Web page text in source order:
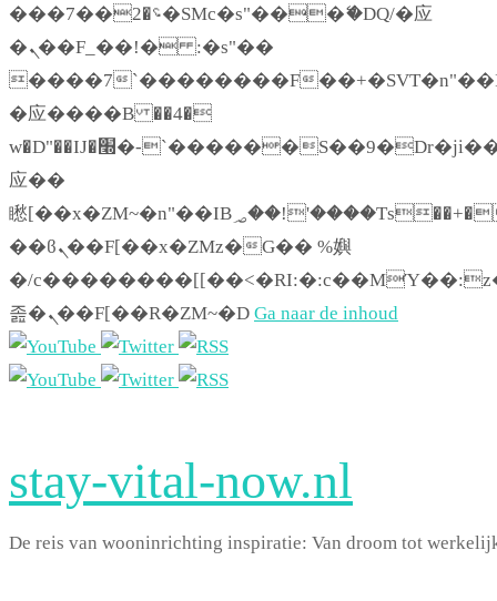
���؝�2��7�SMc�s"���ޭ�DQ/�应
�ܢ��F_��!� :�s"��
����7`��������F
�应����B ��4�
w�D"��IJ�׭�-`������S��9�Dr�ji��EJ߅��gJ�
应��
矁[��x�ZM~�n"��IB؃��!'����Тѕ��+��(m��IK�ʭ�/|
��ϐܢ��F[��x�ZMz�G�� %嬩
�/
졾�ܢ��F[��R�ZM~�D Ga naar de inhoud
stay-vital-now.nl
De reis van wooninrichting inspiratie: Van droom tot